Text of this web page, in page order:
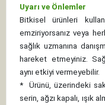
Uyarı ve Önlemler
Bitkisel ürünleri
emziriyorsanız veya
sağlık uzmanına
hareket etmeyiniz.
aynı etkiyi vermeyebilir.
*
Ürünü, üzerindeki
serin, ağzı kapalı, ışık